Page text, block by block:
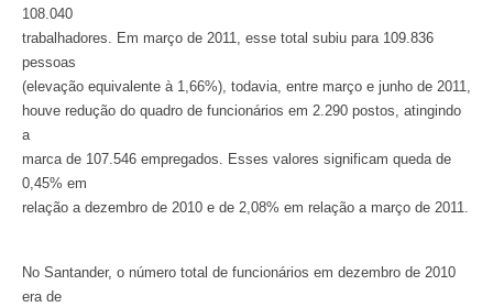
108.040
trabalhadores. Em março de 2011, esse total subiu para 109.836
pessoas
(elevação equivalente à 1,66%), todavia, entre março e junho de 2011,
houve redução do quadro de funcionários em 2.290 postos, atingindo
a
marca de 107.546 empregados. Esses valores significam queda de
0,45% em
relação a dezembro de 2010 e de 2,08% em relação a março de 2011.
No Santander, o número total de funcionários em dezembro de 2010
era de